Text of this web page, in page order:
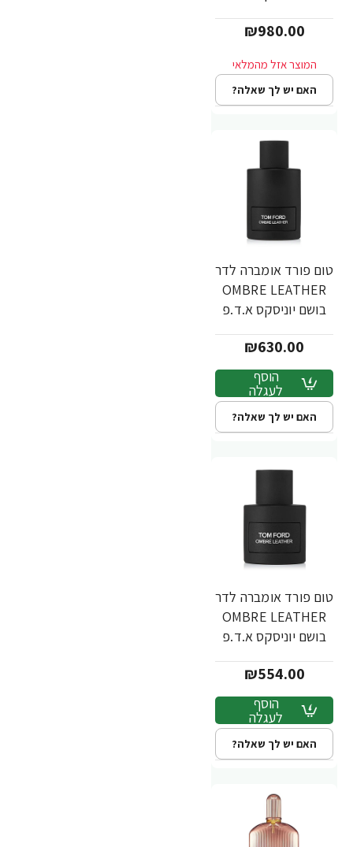
FORD
₪980.00
האם יש לך שאלה?
טום פורד אומברה לדר
OMBRE LEATHER
בושם יוניסקס א.ד.פ
TOM FORD
₪630.00
הוסף
לעגלה
האם יש לך שאלה?
טום פורד אומברה לדר
OMBRE LEATHER
בושם יוניסקס א.ד.פ
FORD
₪554.00
הוסף
לעגלה
האם יש לך שאלה?